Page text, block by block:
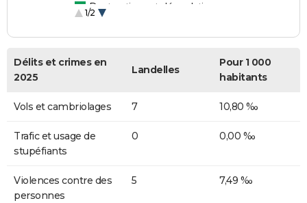
Destructions et dégradations
1/2
Délits et crimes en
2025
Landelles
Pour 1 000
habitants
Vols et cambriolages 7 10,80 ‰
Trafic et usage de
stupéfiants
0 0,00 ‰
Violences contre des
personnes
5 7,49 ‰